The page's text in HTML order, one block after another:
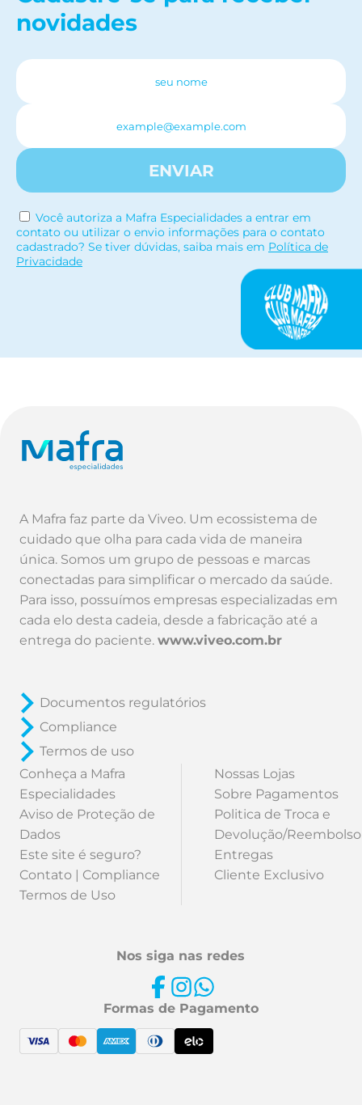
novidades
ENVIAR
Você autoriza a Mafra Especialidades a entrar em
contato ou utilizar o envio informações para o contato
cadastrado? Se tiver dúvidas, saiba mais em Política de
Privacidade
A Mafra faz parte da Viveo. Um ecossistema de
cuidado que olha para cada vida de maneira
única. Somos um grupo de pessoas e marcas
conectadas para simplificar o mercado da saúde.
Para isso, possuímos empresas especializadas em
cada elo desta cadeia, desde a fabricação até a
entrega do paciente.www.viveo.com.br
Documentos regulatórios
Compliance
Termos de uso
Conheça a Mafra
Especialidades
Aviso de Proteção de
Dados
Este site é seguro?
Contato | Compliance
Termos de Uso
Nossas Lojas
Sobre Pagamentos
Politica de Troca e
Devolução/Reembolso
Entregas
Cliente Exclusivo
Nos siga nas redes
Formas de Pagamento